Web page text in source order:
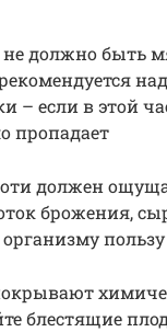
должно быть
– если в этой
пропадает
должен
брожения,
пользу
блестящие